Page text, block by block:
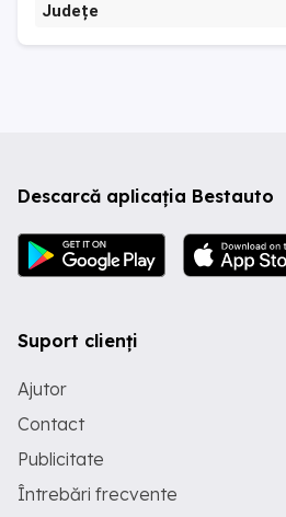
Județe
Descarcă aplicația Bestauto
Suport clienți
Ajutor
Contact
Publicitate
Întrebări frecvente